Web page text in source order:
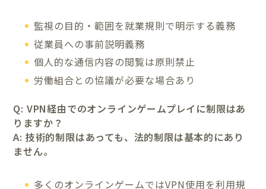
監視の目的・範囲を就業規則で明示する義務
従業員への事前説明義務
個人的な通信内容の閲覧は原則禁止
労働組合との協議が必要な場合あり
Q: VPN経由でのオンラインゲームプレイに制限はあ
りますか？
A: 技術的制限はあっても、法的制限は基本的にあり
ません。
多くのオンラインゲームではVPN使用を利用規